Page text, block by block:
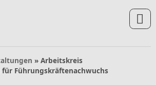
Kontakt springen
» Arbeitskreis
Führungskräftenachwuchs